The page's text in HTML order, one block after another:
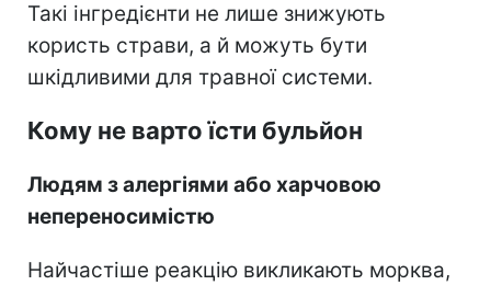
Такі інгредієнти не лише знижують
користь страви, а й можуть бути
шкідливими для травної системи.
Кому не варто їсти бульйон
Людям з алергіями або харчовою
непереносимістю
Найчастіше реакцію викликають морква,